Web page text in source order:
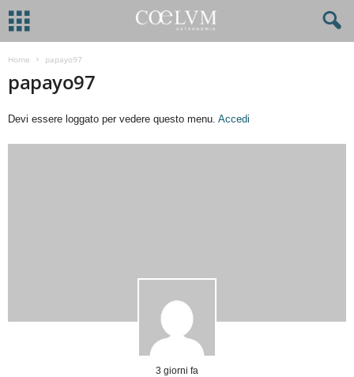
Home papayo97
papayo97
Devi essere loggato per vedere questo menu. Accedi
3 giorni fa